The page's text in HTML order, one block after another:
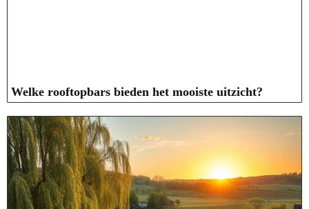
Welke rooftopbars bieden het mooiste uitzicht?